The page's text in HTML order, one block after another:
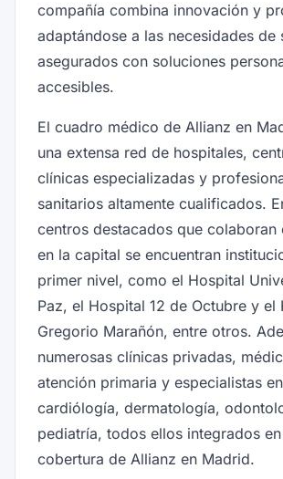
compañía combina innovación y
adaptándose a las necesidades de
asegurados con soluciones
accesibles.
El cuadro médico de Allianz en
una extensa red de hospitales,
clínicas especializadas y
sanitarios altamente cualificados.
centros destacados que colaboran
en la capital se encuentran
primer nivel, como el Hospital
Paz, el Hospital 12 de Octubre y el
Gregorio Marañón, entre otros.
numerosas clínicas privadas,
atención primaria y especialistas
cardiólogía, dermatología,
pediatría, todos ellos integrados
cobertura de Allianz en Madrid.